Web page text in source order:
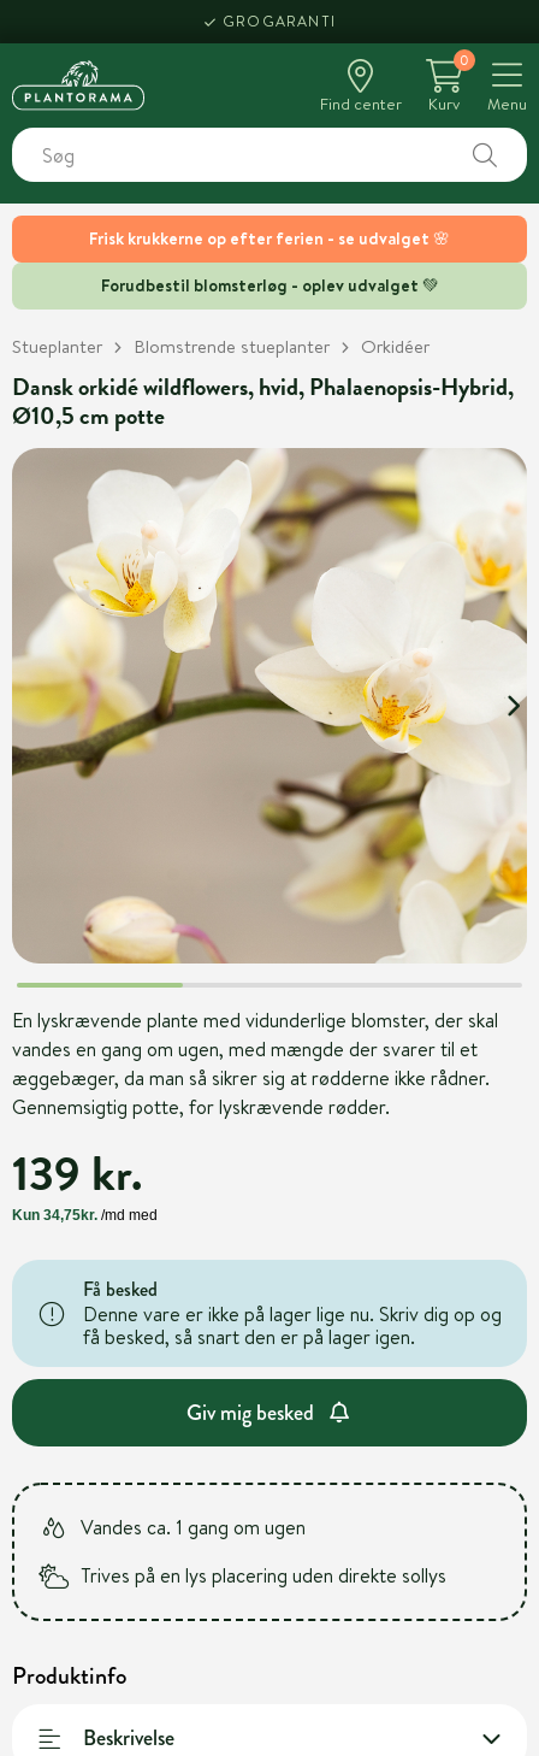
Frisk krukkerne op efter ferien - se udvalget 🌸
Forudbestil blomsterløg - oplev udvalget 💚
GROGARANTI
Find center
0
Kurv
Menu
Stueplanter Blomstrende stueplanter Orkidéer
Dansk orkidé wildflowers, hvid, Phalaenopsis-Hybrid,
Ø10,5 cm potte
En lyskrævende plante med vidunderlige blomster, der skal
vandes en gang om ugen, med mængde der svarer til et
æggebæger, da man så sikrer sig at rødderne ikke rådner.
Gennemsigtig potte, for lyskrævende rødder.
139 kr.
Få besked
Denne vare er ikke på lager lige nu. Skriv dig op og
få besked, så snart den er på lager igen.
Giv mig besked
Vandes ca. 1 gang om ugen
Trives på en lys placering uden direkte sollys
Produktinfo
Beskrivelse